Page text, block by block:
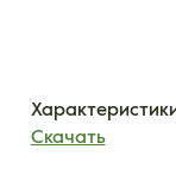
Скачать